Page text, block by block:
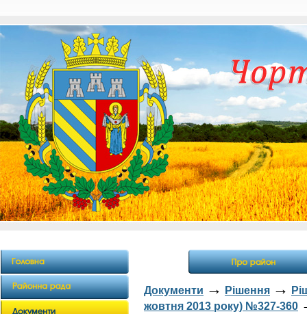
Документи → Рішення →
жовтня 2013 року) №327-360